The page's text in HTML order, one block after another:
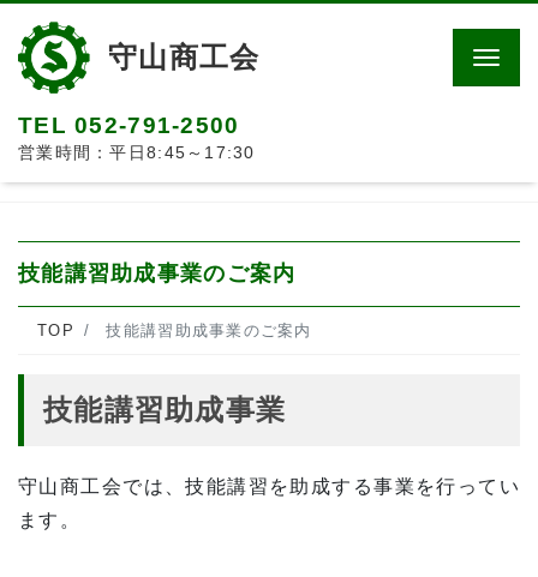
守山商工会
TEL 052-791-2500
営業時間：平日8:45～17:30
技能講習助成事業のご案内
TOP 技能講習助成事業のご案内
技能講習助成事業
守山商工会では、技能講習を助成する事業を行ってい
ます。